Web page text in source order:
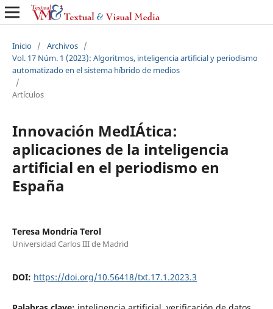
Inicio / Archivos /
Vol. 17 Núm. 1 (2023): Algoritmos, inteligencia artificial y periodismo
automatizado en el sistema híbrido de medios
/
Artículos
Innovación MedIÁtica:
aplicaciones de la inteligencia
artificial en el periodismo en
España
Teresa Mondría Terol
Universidad Carlos III de Madrid
DOI: https://doi.org/10.56418/txt.17.1.2023.3